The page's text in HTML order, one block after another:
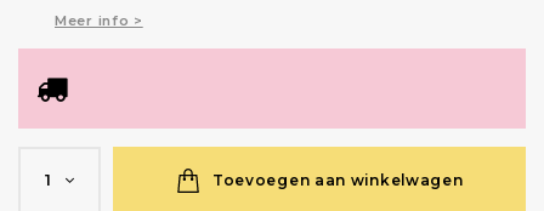
Meer info >
1 Toevoegen aan winkelwagen